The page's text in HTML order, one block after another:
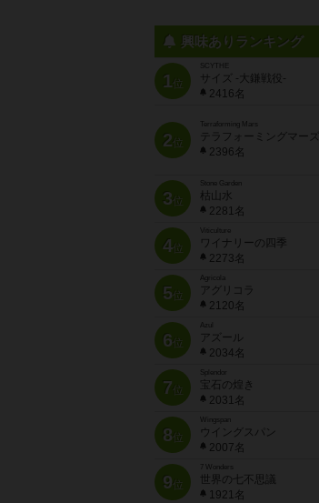
興味ありランキング
1位
SCYTHE
サイズ -大鎌戦役-
2416名
2位
Terraforming Mars
テラフォーミングマーズ
2396名
3位
Stone Garden
枯山水
2281名
4位
Viticulture
ワイナリーの四季
2273名
5位
Agricola
アグリコラ
2120名
6位
Azul
アズール
2034名
7位
宝石の煌き
2031名
8位
Wingspan
ウイングスパン
2007名
9位
7 Wonders
世界の七不思議
1921名